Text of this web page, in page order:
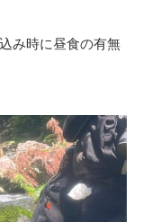
み時に昼食の有無